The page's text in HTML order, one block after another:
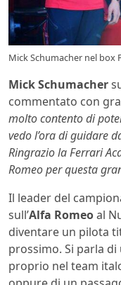
Mick Schumacher nel box
Mick Schumacher
commentato con
molto contento di
vedo l’ora di guidare
Ringrazio la Ferrari
Romeo per questa
Il leader del
sull’Alfa Romeoal
diventare un pilota
prossimo. Si parla
proprio nel team